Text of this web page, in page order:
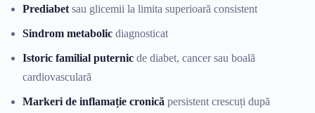
Prediabet sau glicemii la limita superioară consistent
Sindrom metabolic diagnosticat
Istoric familial puternic de diabet, cancer sau boală
cardiovasculară
Markeri de inflamație cronică persistent crescuți după